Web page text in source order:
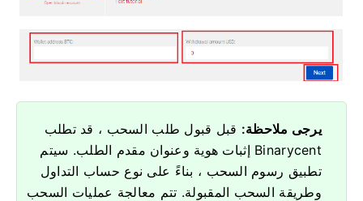
يرجى ملاحظة: قبل قبول طلب السحب ، قد تطلب
Binarycent إثبات هوية وعنوان مقدم الطلب.
سيتم
تطبيق رسوم السحب ، بناءً على نوع حساب التداول
وطريقة السحب المقبولة. تتم معالجة عمليات السحب